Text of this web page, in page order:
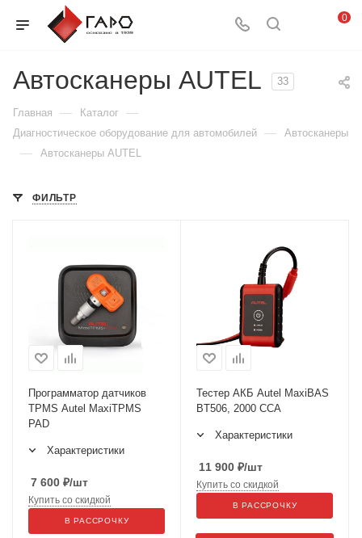
0
Автосканеры AUTEL 33
Главная — Каталог —
Диагностическое оборудование для автомобилей — Автосканеры
— Автосканеры AUTEL
ФИЛЬТР
Программатор датчиков
TPMS Autel MaxiTPMS
PAD
Характеристики
7 600 ₽/шт
Купить со скидкой
В РАССРОЧКУ
Тестер АКБ Autel MaxiBAS
BT506, 2000 CCA
Характеристики
11 900 ₽/шт
Купить со скидкой
В РАССРОЧКУ